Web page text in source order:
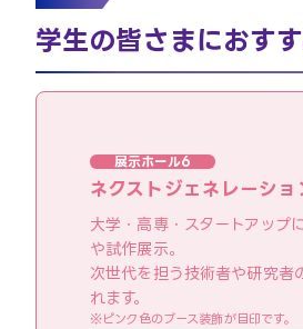
学生の皆さまにおす
展示ホール6
ネクストジェネレーショ
大学・高専・スタートアップ
や試作展示。
次世代を担う技術者や研究者
れます。
※ピンク色のブース装飾が目印です。